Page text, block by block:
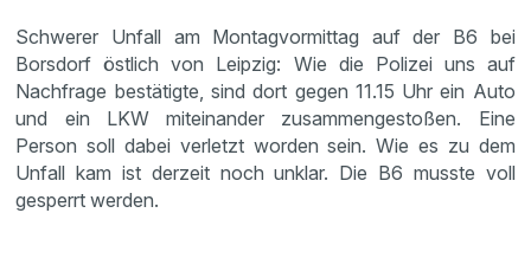
Schwerer Unfall am Montagvormittag auf der B6 bei
Borsdorf östlich von Leipzig: Wie die Polizei uns auf
Nachfrage bestätigte, sind dort gegen 11.15 Uhr ein Auto
und ein LKW miteinander zusammengestoßen. Eine
Person soll dabei verletzt worden sein. Wie es zu dem
Unfall kam ist derzeit noch unklar. Die B6 musste voll
gesperrt werden.